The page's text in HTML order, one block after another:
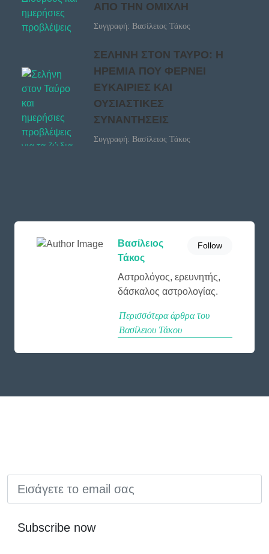
ΑΠΟ ΤΗΝ ΟΜΙΧΛΗ
Συγγραφή: Βασίλειος Τάκος
ΣΕΛΗΝΗ ΣΤΟΝ ΤΑΥΡΟ: Η
ΗΡΕΜΙΑ ΠΟΥ ΦΕΡΝΕΙ
ΕΥΚΑΙΡΙΕΣ ΚΑΙ
ΟΥΣΙΑΣΤΙΚΕΣ
ΣΥΝΑΝΤΗΣΕΙΣ
Συγγραφή: Βασίλειος Τάκος
Βασίλειος
Τάκος
Follow
Αστρολόγος, ερευνητής,
δάσκαλος αστρολογίας.
Περισσότερα άρθρα του
Βασίλειου Τάκου
Subscribe now